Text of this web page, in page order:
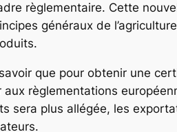
règlementaire. Cette
généraux de
que pour obtenir une
aux règlementations
sera plus allégée, les